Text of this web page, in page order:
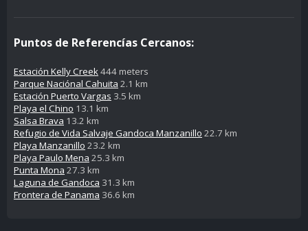
Puntos de Referencías Cercanos:
Estación Kelly Creek444 meters
Parque Naciónal Cahuita 2.1 km
Estación Puerto Vargas 3.5 km
Playa el Chino 13.1 km
Salsa Brava 13.2 km
Refugio de Vida Salvaje Gandoca Manzanillo 22.7 km
Playa Manzanillo 23.2 km
Playa Paulo Mena 25.3 km
Punta Mona 27.3 km
Laguna de Gandoca 31.3 km
Frontera de Panama 36.6 km